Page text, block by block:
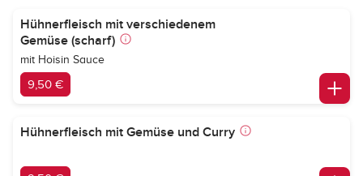
Hühnerfleisch mit verschiedenem
Gemüse (scharf)
mit Hoisin Sauce
9,50 €
Hühnerfleisch mit Gemüse und Curry